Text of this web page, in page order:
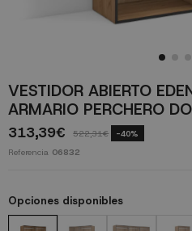
VESTIDOR ABIERTO
ARMARIO PERCHERO
313,39€ 522,31€ -40%
Referencia 06832
Opciones disponibles